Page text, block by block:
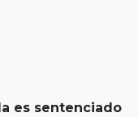
es sentenciado